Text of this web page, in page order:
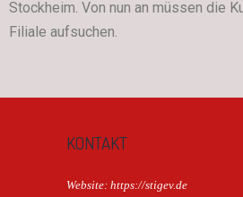
Stockheim. Von nun an müssen die
Filiale aufsuchen.
KONTAKT
Website: https://stigev.de